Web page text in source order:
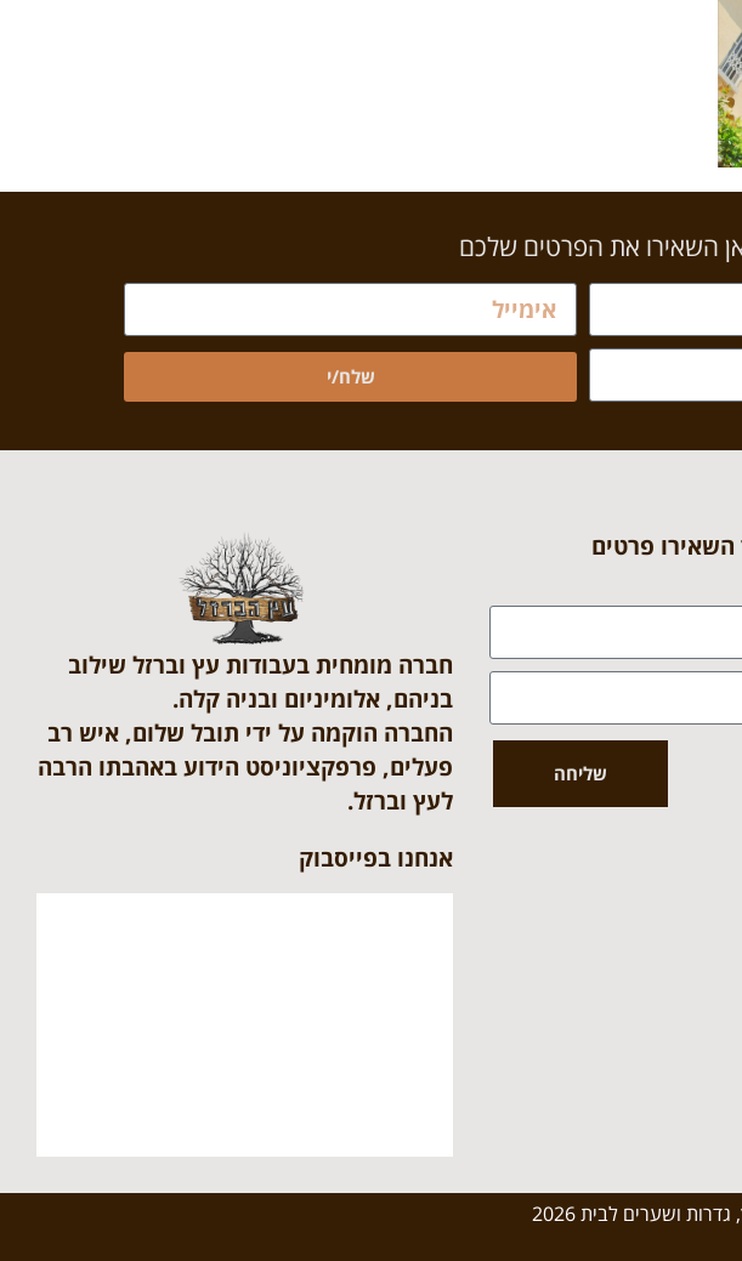
השאירו את הפרטים שלכם
שלח/י
פרטים
שליחה
חברה מומחית בעבודות עץ וברזל שילוב
בניהם, אלומיניום ובניה קלה.
החברה הוקמה על ידי תובל שלום, איש רב
פעלים, פרפקציוניסט הידוע באהבתו הרבה
לעץ וברזל.
אנחנו בפייסבוק
ושערים לבית 2026